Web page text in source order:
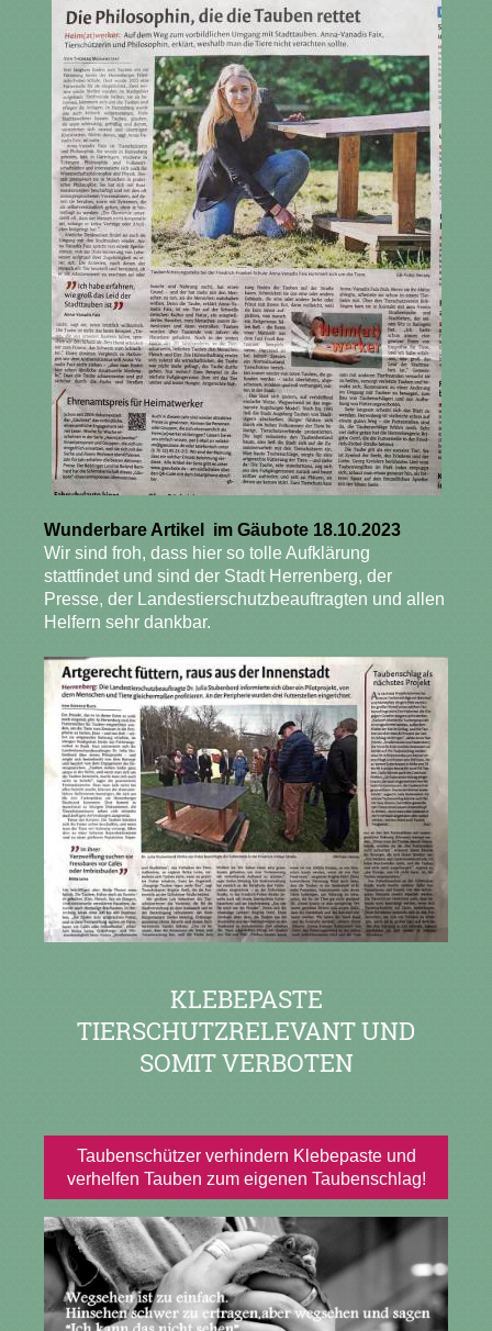
Wunderbare Artikel im Gäubote 18.10.2023
Wir sind froh, dass hier so tolle Aufklärung
stattfindet und sind der Stadt Herrenberg, der
Presse, der Landestierschutzbeauftragten und allen
Helfern sehr dankbar.
KLEBEPASTE
TIERSCHUTZRELEVANT UND
SOMIT VERBOTEN
Taubenschützer verhindern Klebepaste und
verhelfen Tauben zum eigenen Taubenschlag!